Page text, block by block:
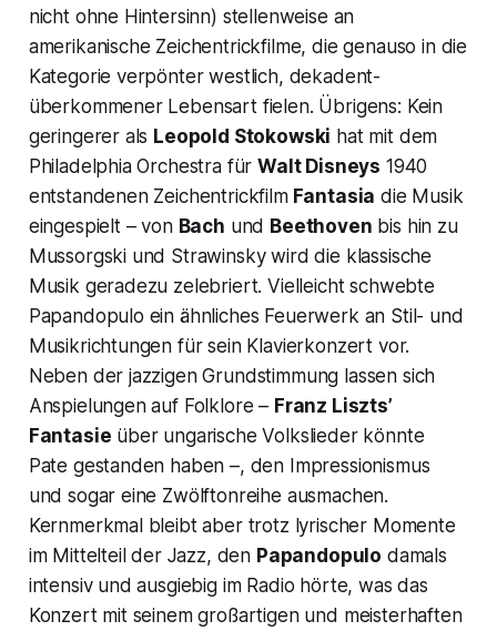
nicht ohne Hintersinn) stellenweise an
amerikanische Zeichentrickfilme, die genauso in die
Kategorie verpönter westlich, dekadent-
überkommener Lebensart fielen. Übrigens: Kein
geringerer als Leopold Stokowski hat mit dem
Philadelphia Orchestra fürWalt Disneys 1940
entstandenen Zeichentrickfilm Fantasia die Musik
eingespielt – von Bach und Beethoven bis hin zu
Mussorgski und Strawinsky wird die klassische
Musik geradezu zelebriert. Vielleicht schwebte
Papandopulo ein ähnliches Feuerwerk an Stil- und
Musikrichtungen für sein Klavierkonzert vor.
Neben der jazzigen Grundstimmung lassen sich
Anspielungen auf Folklore – Franz Liszts’
Fantasie über ungarische Volksliederkönnte
Pate gestanden haben –, den Impressionismus
und sogar eine Zwölftonreihe ausmachen.
Kernmerkmal bleibt aber trotz lyrischer Momente
im Mittelteil der Jazz, den Papandopulo damals
intensiv und ausgiebig im Radio hörte, was das
Konzert mit seinem großartigen und meisterhaften